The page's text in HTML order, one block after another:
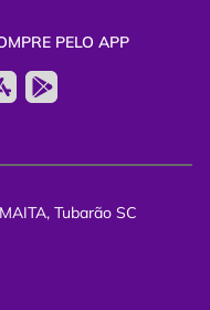
PELO APP
Tubarão SC